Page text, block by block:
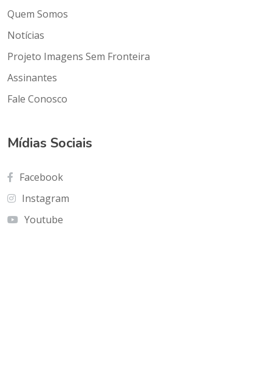
Quem Somos
Notícias
Projeto Imagens Sem Fronteira
Assinantes
Fale Conosco
Mídias Sociais
Facebook
Instagram
Youtube